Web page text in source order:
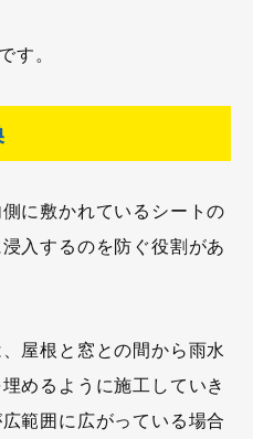
す。
に敷かれているシートの
入するのを防ぐ役割があ
屋根と窓との間から雨水
めるように施工していき
範囲に広がっている場合